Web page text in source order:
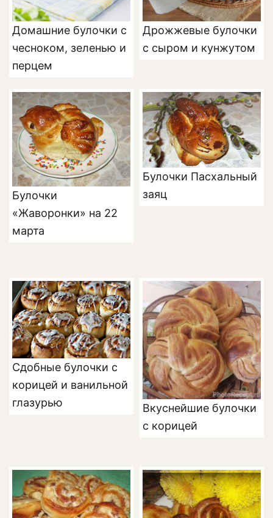
Домашние булочки с
чесноком, зеленью и
перцем
Дрожжевые булочки
с сыром и кунжутом
Булочки
«Жаворонки» на 22
марта
Булочки Пасхальный
заяц
Сдобные булочки с
корицей и ванильной
глазурью
Вкуснейшие булочки
с корицей